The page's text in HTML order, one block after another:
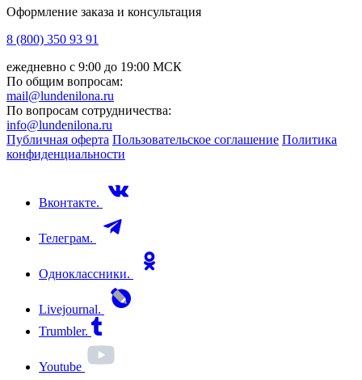
Оформление заказа и консультация
8 (800) 350 93 91
ежедневно с 9:00 до 19:00 МСК
По общим вопросам:
mail@lundenilona.ru
По вопросам сотрудничества:
info@lundenilona.ru
Публичная оферта Пользовательское соглашение Политика
конфиденциальности
Вконтакте.
Телеграм.
Одноклассники.
Livejournal.
Trumbler.
Youtube